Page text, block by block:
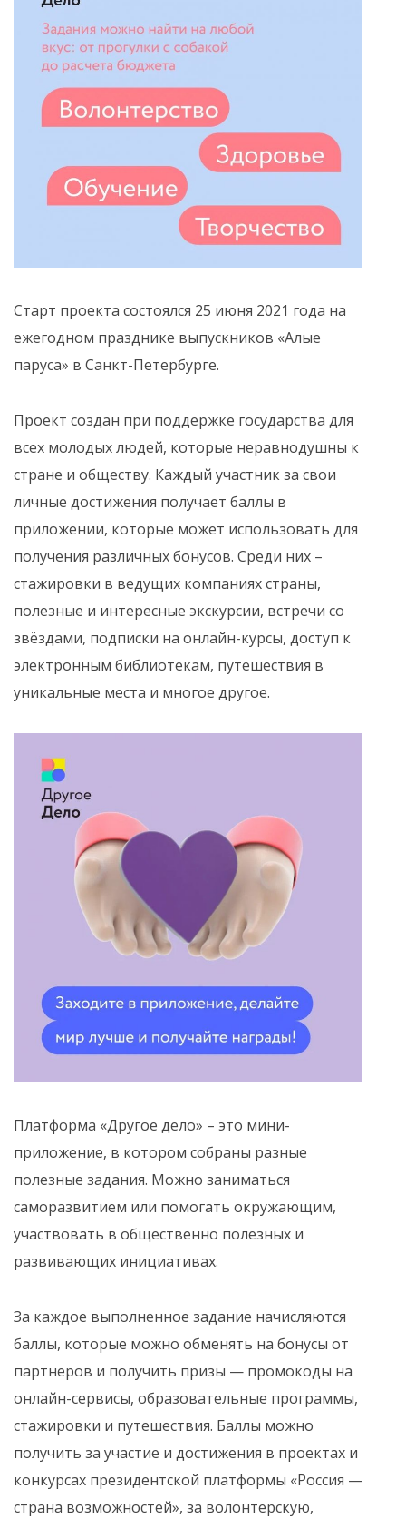
Старт проекта состоялся 25 июня 2021 года на
ежегодном празднике выпускников «Алые
паруса» в Санкт-Петербурге.
Проект создан при поддержке государства для
всех молодых людей, которые неравнодушны к
стране и обществу. Каждый участник за свои
личные достижения получает баллы в
приложении, которые может использовать для
получения различных бонусов. Среди них –
стажировки в ведущих компаниях страны,
полезные и интересные экскурсии, встречи со
звёздами, подписки на онлайн-курсы, доступ к
электронным библиотекам, путешествия в
уникальные места и многое другое.
Платформа «Другое дело» – это мини-
приложение, в котором собраны разные
полезные задания. Можно заниматься
саморазвитием или помогать окружающим,
участвовать в общественно полезных и
развивающих инициативах.
За каждое выполненное задание начисляются
баллы, которые можно обменять на бонусы от
партнеров и получить призы — промокоды на
онлайн-сервисы, образовательные программы,
стажировки и путешествия. Баллы можно
получить за участие и достижения в проектах и
конкурсах президентской платформы «Россия —
страна возможностей», за волонтерскую,